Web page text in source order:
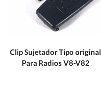
Clip Sujetador Tipo original
Para Radios V8-V82